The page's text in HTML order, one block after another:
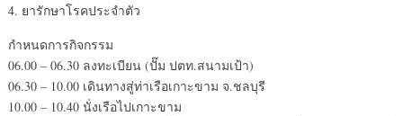
4. ยารักษาโรคประจำตัว
กำหนดการกิจกรรม
06.00 – 06.30 ลงทะเบียน (ปั๊ม ปตท.สนามเป้า)
06.30 – 10.00 เดินทางสู่ท่าเรือเกาะขาม จ.ชลบุรี
10.00 – 10.40 นั่งเรือไปเกาะขาม